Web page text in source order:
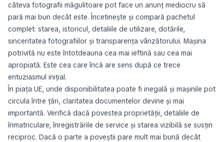
câteva fotografii măgulitoare pot face un anunț mediocru să
pară mai bun decât este. Încetinește și compară pachetul
complet: starea, istoricul, detaliile de utilizare, dotările,
sinceritatea fotografiilor și transparența vânzătorului. Mașina
potrivită nu este întotdeauna cea mai ieftină sau cea mai
apropiată. Este cea care încă are sens după ce trece
entuziasmul inițial.
În piața UE, unde disponibilitatea poate fi inegală și mașinile pot
circula între țări, claritatea documentelor devine și mai
importantă. Verifică dacă povestea proprietății, detaliile de
înmatriculare, înregistrările de service și starea vizibilă se susțin
reciproc. Dacă o parte a poveștii pare mult mai bună decât